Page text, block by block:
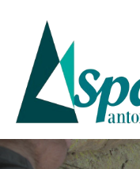
content